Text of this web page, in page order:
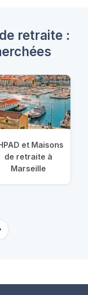
retraite :
et Maisons
de retraite à
Marseille